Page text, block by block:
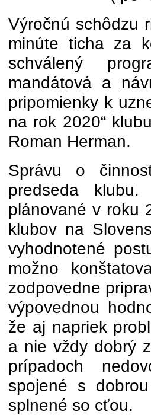
Výročnú schôdzu
minúte ticha za
schválený
mandátová a
pripomienky k
na rok 2020“
Roman Herman.
Správu o
predseda
plánované v roku
klubov na
vyhodnotené
možno
zodpovedne
výpovednou
že aj napriek
a nie vždy dobrý
prípadoch
spojené s
splnené so cťou.